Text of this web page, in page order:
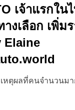
เจ้าแรกใน
างเลือก เพิ่ม
Elaine
เหตุผลที่คนจำนวนม